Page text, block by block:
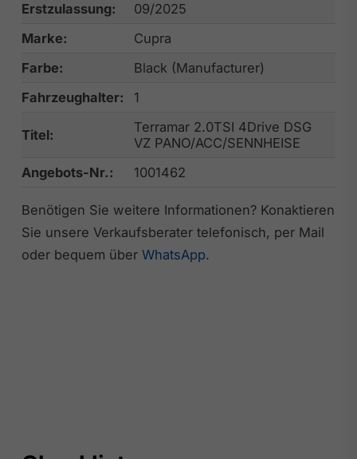
Erstzulassung:
09/2025
Marke:
Cupra
Farbe:
Black (Manufacturer)
Fahrzeughalter:
1
Titel:
Terramar 2.0TSI 4Drive DSG
VZ PANO/ACC/SENNHEISE
Angebots-Nr.:
1001462
Benötigen Sie weitere Informationen? Konaktieren
Sie unsere Verkaufsberater telefonisch, per Mail
oder bequem über WhatsApp.